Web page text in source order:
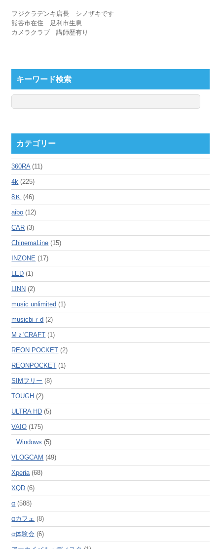
フジクラデンキ店長 シノザキです
熊谷市在住 足利市生息
カメラクラブ 講師歴有り
キーワード検索
カテゴリー
360RA(11)
4k (225)
8Ｋ (46)
aibo (12)
CAR (3)
ChinemaLine (15)
INZONE (17)
LED (1)
LINN (2)
music unlimited (1)
musicbiｒd (2)
Mｚ'CRAFT (1)
REON POCKET (2)
REONPOCKET (1)
SIMフリー (8)
TOUGH (2)
ULTRA HD (5)
VAIO (175)
Windows (5)
VLOGCAM (49)
Xperia(68)
XQD (6)
α (588)
αカフェ (8)
α体験会 (6)